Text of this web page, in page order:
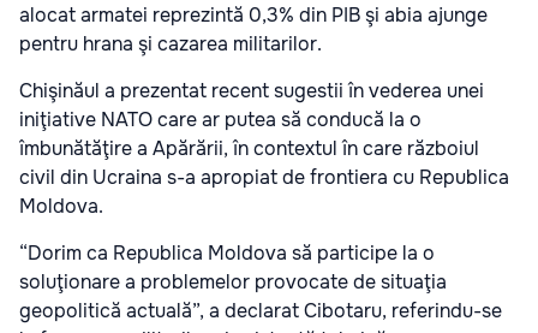
alocat armatei reprezintă 0,3% din PIB şi abia ajunge
pentru hrana şi cazarea militarilor.
Chişinăul a prezentat recent sugestii în vederea unei
iniţiative NATO care ar putea să conducă la o
îmbunătăţire a Apărării, în contextul în care războiul
civil din Ucraina s-a apropiat de frontiera cu Republica
Moldova.
“Dorim ca Republica Moldova să participe la o
soluţionare a problemelor provocate de situaţia
geopolitică actuală”, a declarat Cibotaru, referindu-se